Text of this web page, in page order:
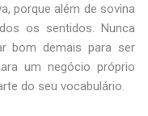
porque além de sovina
os sentidos. Nunca
bom demais para ser
um negócio próprio
do seu vocabulário.